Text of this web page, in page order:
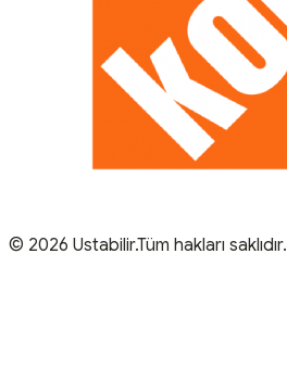
© 2026 Ustabilir.Tüm hakları saklıdır.